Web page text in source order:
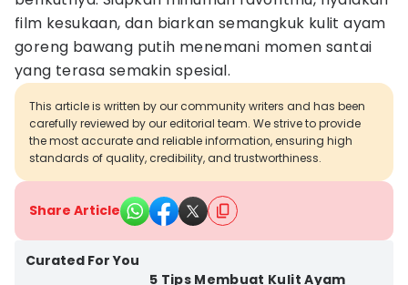
film kesukaan, dan biarkan semangkuk kulit ayam
goreng bawang putih menemani momen santai
yang terasa semakin spesial.
This article is written by our community writers and has been
carefully reviewed by our editorial team. We strive to provide
the most accurate and reliable information, ensuring high
standards of quality, credibility, and trustworthiness.
Share Article
Curated For You
5 Tips Membuat Kulit Ayam